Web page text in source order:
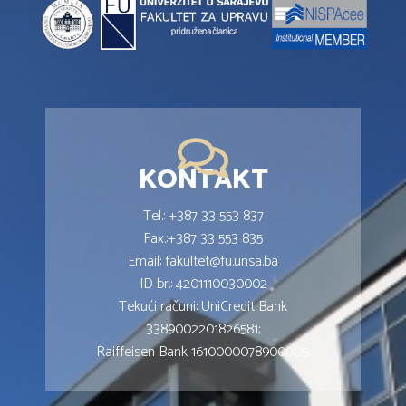
KONTAKT
Tel.: +387 33 553 837
Fax.:+387 33 553 835
Email: fakultet@fu.unsa.ba
ID br.: 4201110030002
Tekući računi: UniCredit Bank
3389002201826581;
Raiffeisen Bank 1610000078900005;